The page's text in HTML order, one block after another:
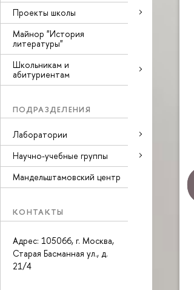
Проекты школы
Майнор "История
литературы"
Школьникам и
абитуриентам
ПОДРАЗДЕЛЕНИЯ
Лаборатории
Научно-учебные группы
Мандельштамовский центр
КОНТАКТЫ
Адрес: 105066, г. Москва,
Старая Басманная ул., д.
21/4